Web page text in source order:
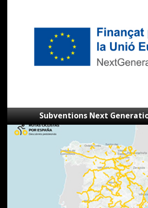
Subventions Next
SpainByBike